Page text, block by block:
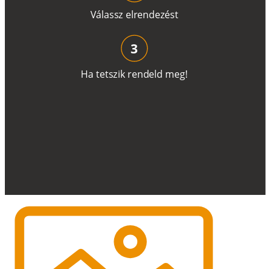
Válassz elrendezést
Ha tetszik rendeld meg!
3